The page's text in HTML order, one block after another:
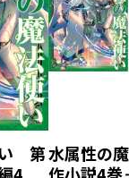
卒業後、外資
たキャリアを積
が好きなよう
……。
のお仕事をして
い 第水属性の